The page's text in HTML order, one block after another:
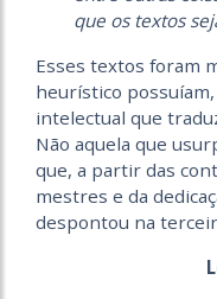
que os textos
Esses textos foram
heurístico
intelectual que
Não aquela que
que, a partir das
mestres e da
despontou na